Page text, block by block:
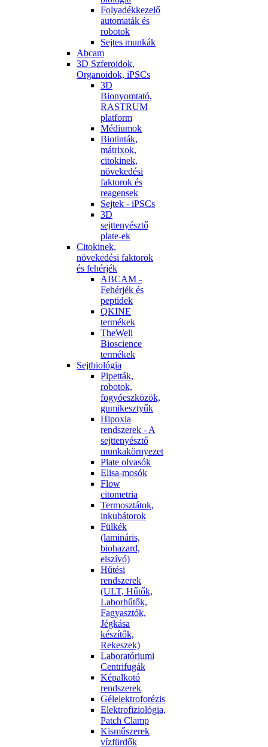
Folyadékkezelő
automaták és
robotok
Sejtes munkák
Abcam
3D Szferoidok,
Organoidok, iPSCs
3D
Bionyomtató,
RASTRUM
platform
Médiumok
Biotinták,
mátrixok,
citokinek,
növekedési
faktorok és
reagensek
Sejtek - iPSCs
3D
sejttenyésztő
plate-ek
Citokinek,
növekedési faktorok
és fehérjék
ABCAM -
Fehérjék és
peptidek
QKINE
termékek
TheWell
Bioscience
termékek
Sejtbiológia
Pipetták,
robotok,
fogyóeszközök,
gumikesztyűk
Hipoxia
rendszerek - A
sejttenyésztő
munkakörnyezet
Plate olvasók
Elisa-mosók
Flow
citometria
Termosztátok,
inkubátorok
Fülkék
(lamináris,
biohazard,
elszívó)
Hűtési
rendszerek
(ULT, Hűtők,
Laborhűtők,
Fagyasztók,
Jégkása
készítők,
Rekeszek)
Laboratóriumi
Centrifugák
Képalkotó
rendszerek
Gélelektroforézis
Elektrofiziológia,
Patch Clamp
Kisműszerek
vízfürdők